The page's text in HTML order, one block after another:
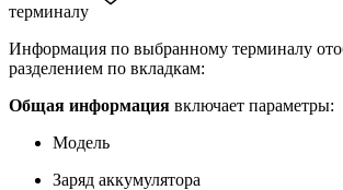
терминалу
Информация по выбранному терминалу
разделением по вкладкам:
Общая информация включает параметры:
Модель
Заряд аккумулятора